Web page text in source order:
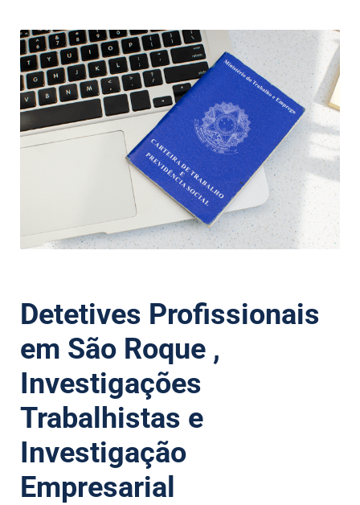
Detetives Profissionais
em São Roque ,
Investigações
Trabalhistas e
Investigação
Empresarial